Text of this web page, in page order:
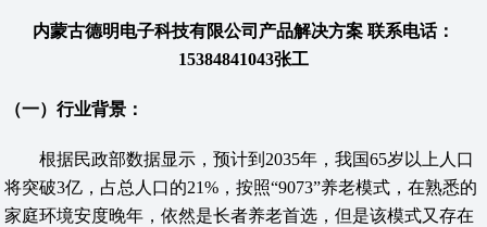
内蒙古德明电子科技有限公司产品解决方案 联系电话：
15384841043张工
（一）行业背景：
根据民政部数据显示，预计到2035年，我国65岁以上人口
将突破3亿，占总人口的21%，按照“9073”养老模式，在熟悉的
家庭环境安度晚年，依然是长者养老首选，但是该模式又存在